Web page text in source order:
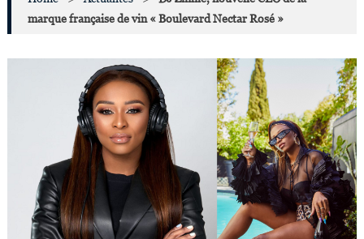
marque française de vin « Boulevard Nectar Rosé »